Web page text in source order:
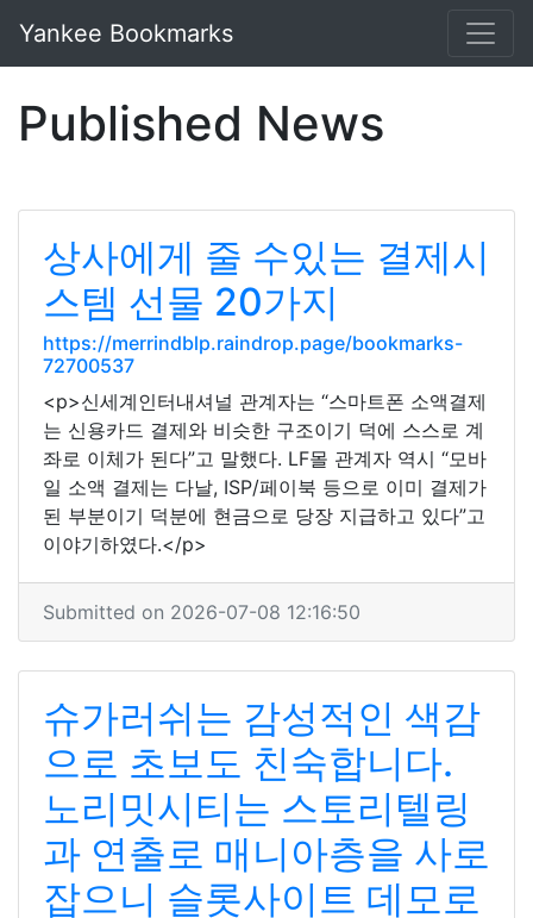
Yankee Bookmarks
Published News
상사에게 줄 수있는 결제시
스템 선물 20가지
https://merrindblp.raindrop.page/bookmarks-
72700537
<p>신세계인터내셔널 관계자는 “스마트폰 소액결제
는 신용카드 결제와 비슷한 구조이기 덕에 스스로 계
좌로 이체가 된다”고 말했다. LF몰 관계자 역시 “모바
일 소액 결제는 다날, ISP/페이북 등으로 이미 결제가
된 부분이기 덕분에 현금으로 당장 지급하고 있다”고
이야기하였다.</p>
Submitted on 2026-07-08 12:16:50
슈가러쉬는 감성적인 색감
으로 초보도 친숙합니다.
노리밋시티는 스토리텔링
과 연출로 매니아층을 사로
잡으니 슬롯사이트 데모로